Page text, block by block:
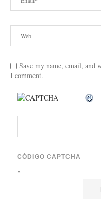
Save my name, email, and
I comment.
CÓDIGO CAPTCHA
*